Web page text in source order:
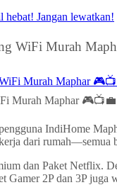
WiFi Murah
Murah Maphar 🎮📺💼
IndiHome
dari rumah—semua
dan Paket Netflix.
2P dan 3P